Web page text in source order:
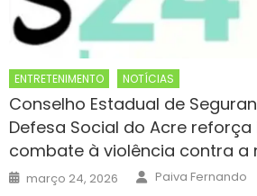
ENTRETENIMENTO NOTÍCIAS
Conselho Estadual de
Defesa Social do Acre
combate à violência contra a
Posted
on
março 24, 2026 Author
Paiva Fernando